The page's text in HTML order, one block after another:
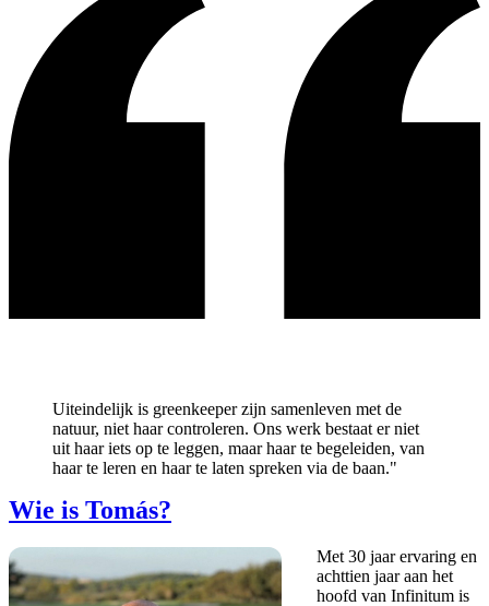
Uiteindelijk is greenkeeper zijn samenleven met de
natuur, niet haar controleren. Ons werk bestaat er niet
uit haar iets op te leggen, maar haar te begeleiden, van
haar te leren en haar te laten spreken via de baan."
Wie is Tomás?
Met 30 jaar ervaring en
achttien jaar aan het
hoofd van Infinitum is